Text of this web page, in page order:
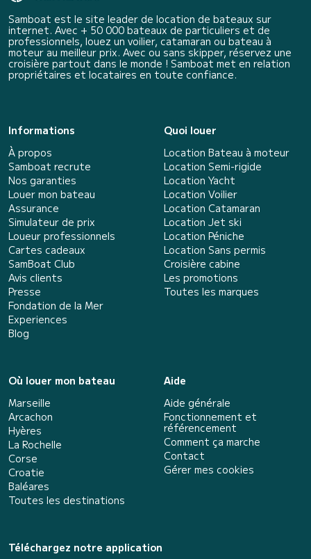
Samboat est le site leader de location de bateaux sur
internet. Avec + 50 000 bateaux de particuliers et de
professionnels, louez un voilier, catamaran ou bateau à
moteur au meilleur prix. Avec ou sans skipper, réservez une
croisière partout dans le monde ! Samboat met en relation
propriétaires et locataires en toute confiance.
Informations
À propos
Samboat recrute
Nos garanties
Louer mon bateau
Assurance
Simulateur de prix
Loueur professionnels
Cartes cadeaux
SamBoat Club
Avis clients
Presse
Fondation de la Mer
Experiences
Blog
Quoi louer
Location Bateau à moteur
Location Semi-rigide
Location Yacht
Location Voilier
Location Catamaran
Location Jet ski
Location Péniche
Location Sans permis
Croisière cabine
Les promotions
Toutes les marques
Où louer mon bateau
Marseille
Arcachon
Hyères
La Rochelle
Corse
Croatie
Baléares
Toutes les destinations
Aide
Aide générale
Fonctionnement et
référencement
Comment ça marche
Contact
Gérer mes cookies
Téléchargez notre application